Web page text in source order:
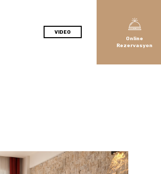
VIDEO
Online
Rezervasyon